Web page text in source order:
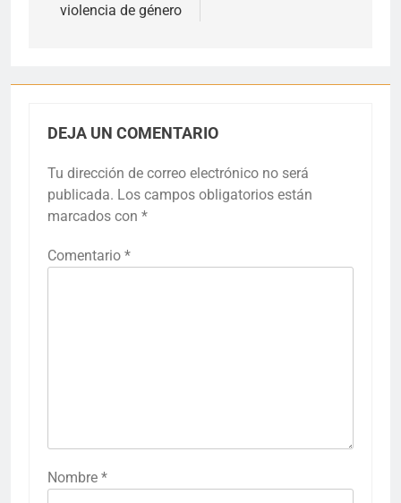
violencia de género
DEJA UN COMENTARIO
Tu dirección de correo electrónico no será
publicada. Los campos obligatorios están
marcados con *
Comentario *
Nombre *